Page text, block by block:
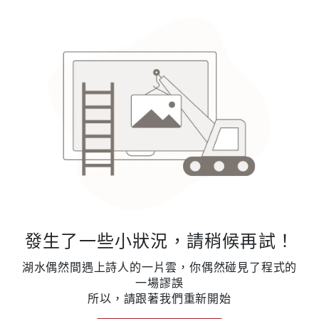
發生了一些小狀況，請稍候再試！
湖水偶然間遇上詩人的一片雲，你偶然碰見了程式的
一場謬誤
所以，請跟著我們重新開始